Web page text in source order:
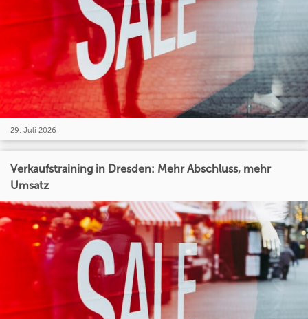
29. Juli 2026
Verkaufstraining in Dresden: Mehr Abschluss, mehr
Umsatz